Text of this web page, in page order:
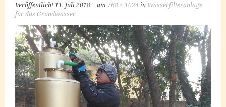
Veröffentlicht11. Juli 2018 am 768 × 1024 in Wasserfilteranlage
für das Grundwasser